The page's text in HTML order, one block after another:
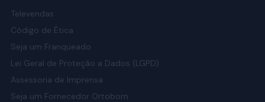
Televendas
Código de Ética
Seja um Franqueado
Lei Geral de Proteção a Dados (LGPD)
Assessoria de Imprensa
Seja um Fornecedor Ortobom